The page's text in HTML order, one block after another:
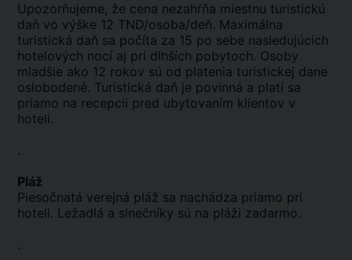
Upozorňujeme, že cena nezahŕňa miestnu turistickú
daň vo výške 12 TND/osoba/deň. Maximálna
turistická daň sa počíta za 15 po sebe nasledujúcich
hotelových nocí aj pri dlhších pobytoch. Osoby
mladšie ako 12 rokov sú od platenia turistickej dane
oslobodené. Turistická daň je povinná a platí sa
priamo na recepcii pred ubytovaním klientov v
hoteli.
.
Pláž
Piesočnatá verejná pláž sa nachádza priamo pri
hoteli. Ležadlá a slnečníky sú na pláži zadarmo.
.